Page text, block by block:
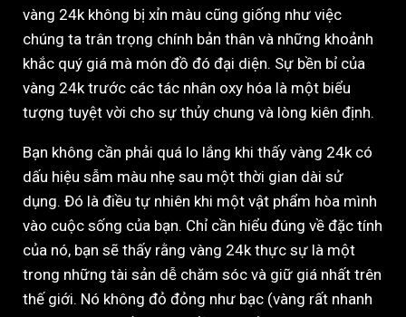
vàng 24k không bị xỉn màu cũng giống như việc
chúng ta trân trọng chính bản thân và những khoảnh
khắc quý giá mà món đồ đó đại diện. Sự bền bỉ của
vàng 24k trước các tác nhân oxy hóa là một biểu
tượng tuyệt vời cho sự thủy chung và lòng kiên định.
Bạn không cần phải quá lo lắng khi thấy vàng 24k có
dấu hiệu sẫm màu nhẹ sau một thời gian dài sử
dụng. Đó là điều tự nhiên khi một vật phẩm hòa mình
vào cuộc sống của bạn. Chỉ cần hiểu đúng về đặc tính
của nó, bạn sẽ thấy rằng vàng 24k thực sự là một
trong những tài sản dễ chăm sóc và giữ giá nhất trên
thế giới. Nó không đỏ đỏng như bạc (vàng rất nhanh